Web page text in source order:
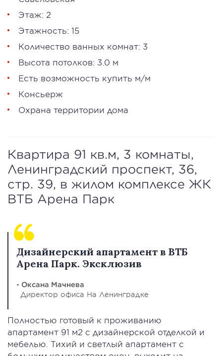
Этаж: 2
Этажность: 15
Количество ванных комнат: 3
Высота потолков: 3.0 м
Есть возможность купить м/м
Консьерж
Охрана территории дома
Квартира 91 кв.м, 3 комнаты,
Ленинградский проспект, 36,
стр. 39, в жилом комплексе ЖК
ВТБ Арена Парк
Дизайнерский апартамент в ВТБ
Арена Парк. Эксклюзив
- Оксана Мачнева
Директор офиса На Ленинградке
Полностью готовый к проживанию
апартамент 91 м2 с дизайнерской отделкой и
мебелью. Тихий и светлый апартамент с